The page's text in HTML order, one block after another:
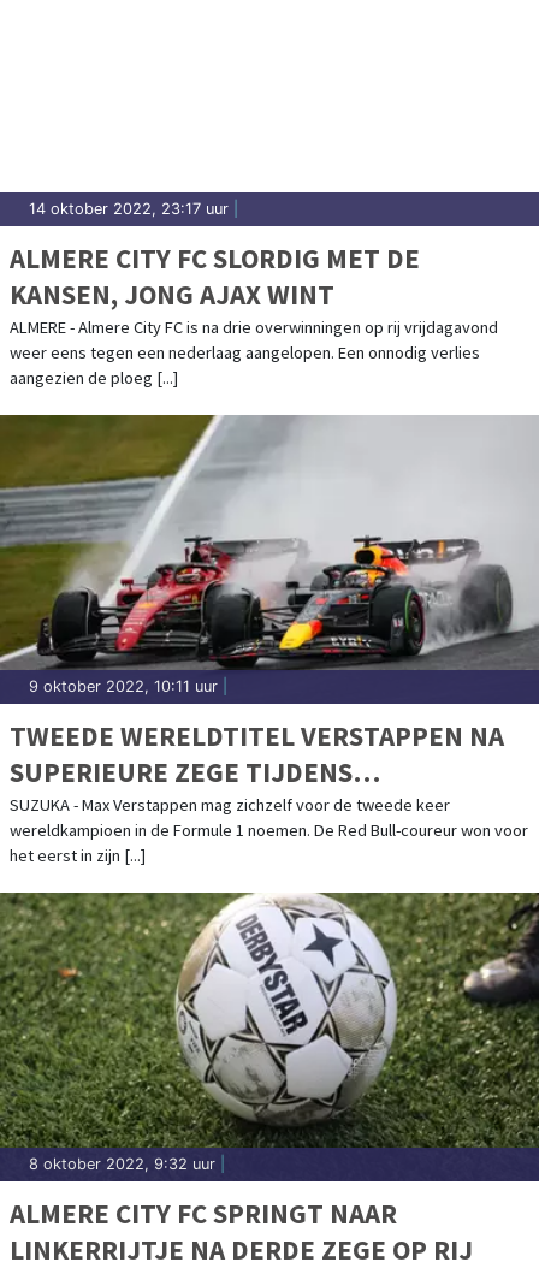
14 oktober 2022, 23:17 uur
ALMERE CITY FC SLORDIG MET DE
KANSEN, JONG AJAX WINT
ALMERE - Almere City FC is na drie overwinningen op rij vrijdagavond
weer eens tegen een nederlaag aangelopen. Een onnodig verlies
aangezien de ploeg [...]
9 oktober 2022, 10:11 uur
TWEEDE WERELDTITEL VERSTAPPEN NA
SUPERIEURE ZEGE TIJDENS
REGENACHTIGE GRAND PRIX JAPAN
SUZUKA - Max Verstappen mag zichzelf voor de tweede keer
wereldkampioen in de Formule 1 noemen. De Red Bull-coureur won voor
het eerst in zijn [...]
8 oktober 2022, 9:32 uur
ALMERE CITY FC SPRINGT NAAR
LINKERRIJTJE NA DERDE ZEGE OP RIJ